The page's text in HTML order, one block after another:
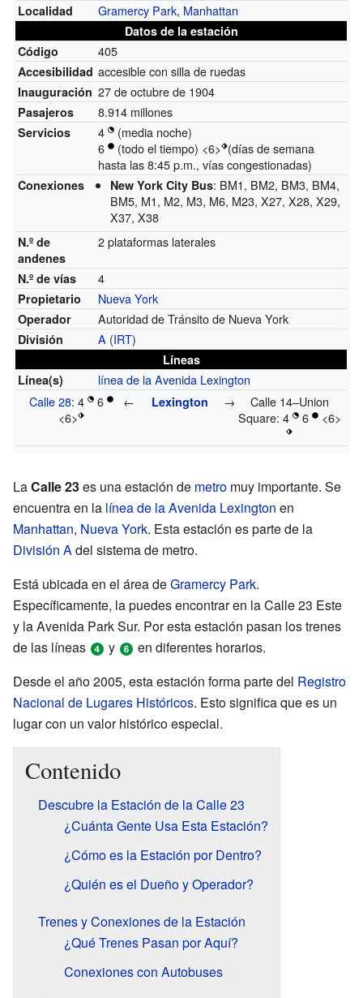
Localidad Gramercy Park, Manhattan
Datos de la estación
Código
405
Accesibilidad accesible con silla de ruedas
Inauguración 27 de octubre de 1904
Pasajeros 8.914 millones
Servicios 4
(media noche)
6
(todo el tiempo) <6> (días de semana
hasta las 8:45 p.m., vías congestionadas)
Conexiones New York City Bus: BM1, BM2, BM3, BM4,
BM5, M1, M2, M3, M6, M23, X27, X28, X29,
X37, X38
N.º de
andenes
2 plataformas laterales
N.º de vías 4
Propietario Nueva York
Operador Autoridad de Tránsito de Nueva York
División A (IRT)
Líneas
Línea(s)
línea de la Avenida Lexington
Calle 28: 4 6
<6>
← Lexington →
Calle 14–Union
Square: 4 6 <6>
LaCalle 23es una estación de metro muy importante. Se
encuentra en la línea de la Avenida Lexington en
Manhattan, Nueva York. Esta estación es parte de la
División Adel sistema de metro.
Está ubicada en el área deGramercy Park.
Específicamente, la puedes encontrar en la Calle 23 Este
y la Avenida Park Sur. Por esta estación pasan los trenes
de las líneas
y
en diferentes horarios.
Desde el año 2005, esta estación forma parte del Registro
Nacional de Lugares Históricos. Esto significa que es un
lugar con un valor histórico especial.
Contenido
Descubre la Estación de la Calle 23
¿Cuánta Gente Usa Esta Estación?
¿Cómo es la Estación por Dentro?
¿Quién es el Dueño y Operador?
Trenes y Conexiones de la Estación
¿Qué Trenes Pasan por Aquí?
Conexiones con Autobuses